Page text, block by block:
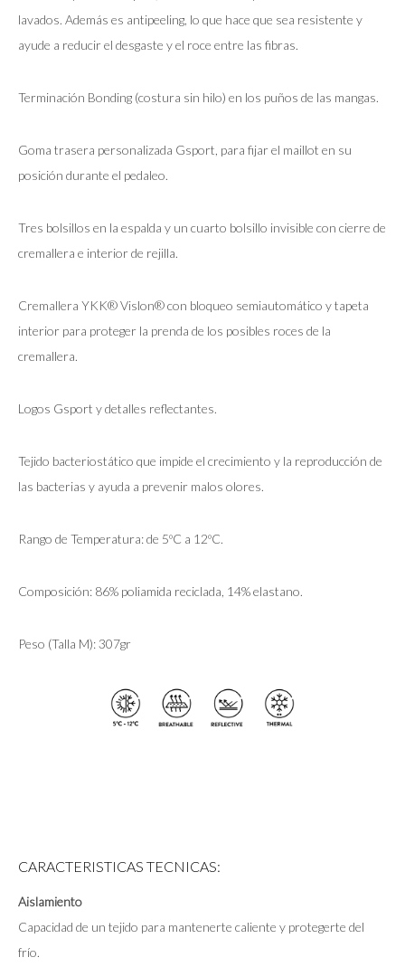
lavados. Además es antipeeling, lo que hace que sea resistente y
ayude a reducir el desgaste y el roce entre las fibras.
Terminación Bonding (costura sin hilo) en los puños de las mangas.
Goma trasera personalizada Gsport, para fijar el maillot en su
posición durante el pedaleo.
Tres bolsillos en la espalda y un cuarto bolsillo invisible con cierre de
cremallera e interior de rejilla.
Cremallera YKK® Vislon® con bloqueo semiautomático y tapeta
interior para proteger la prenda de los posibles roces de la
cremallera.
Logos Gsport y detalles reflectantes.
Tejido bacteriostático que impide el crecimiento y la reproducción de
las bacterias y ayuda a prevenir malos olores.
Rango de Temperatura: de 5ºC a 12ºC.
Composición: 86% poliamida reciclada, 14% elastano.
Peso (Talla M): 307gr
CARACTERISTICAS TECNICAS:
Aislamiento
Capacidad de un tejido para mantenerte caliente y protegerte del
frío.